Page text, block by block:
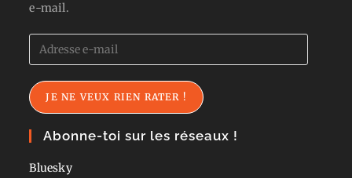
e-mail.
Adresse
e-
mail
JE NE VEUX RIEN RATER !
Abonne-toi sur les réseaux !
Bluesky